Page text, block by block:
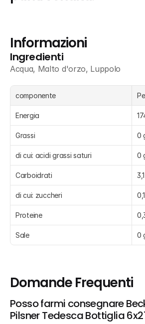
Informazioni
Ingredienti
Acqua, Malto d'orzo, Luppolo
componente
Energia
Grassi 0
di cui: acidi grassi saturi 0
Carboidrati
di cui: zuccheri
Proteine
Sale 0
Domande Frequenti
Posso farmi consegnare
Pilsner Tedesca Bottiglia